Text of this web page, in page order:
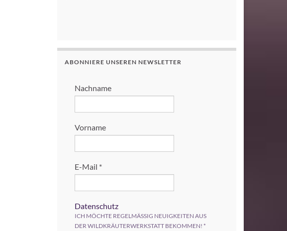
ABONNIERE UNSEREN NEWSLETTER
Nachname
Vorname
E-Mail *
Datenschutz
ICH MÖCHTE REGELMÄSSIG NEUIGKEITEN AUS
DER WILDKRÄUTERWERKSTATT BEKOMMEN! *